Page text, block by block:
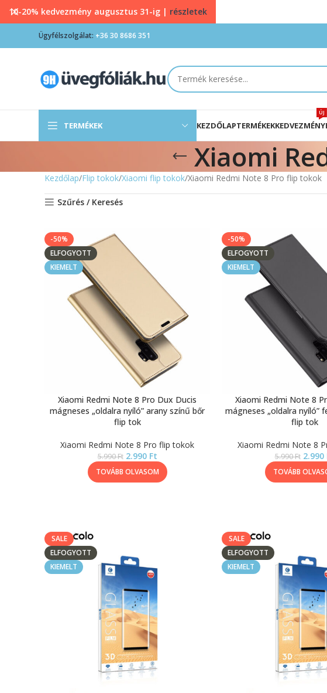
Ügyfélszolgálat: +36 30 8686 351
TERMÉKEK KEZDŐLAPTERMÉKEK
ÚJ
Xiaomi
Kezdőlap Flip tokok Xiaomi flip tokok Xiaomi Redmi Note 8 Pro flip tokok
Szűrés / Keresés
-50%
ELFOGYOTT
KIEMELT
Xiaomi Redmi Note 8 Pro Dux Ducis
mágneses „oldalra nyíló” arany színű bőr
flip tok
Xiaomi Redmi Note 8 Pro flip tokok
5.990Ft 2.990 Ft
TOVÁBB OLVASOM
-50%
ELFOGYOTT
KIEMELT
Xiaomi Redmi Note 8
mágneses „oldalra nyíló”
flip tok
Xiaomi Redmi Note 8
5.990Ft 2.990
TOVÁBB
SALE
ELFOGYOTT
KIEMELT
SALE
ELFOGYOTT
KIEMELT
10-20% kedvezmény augusztus 31-ig | részletek